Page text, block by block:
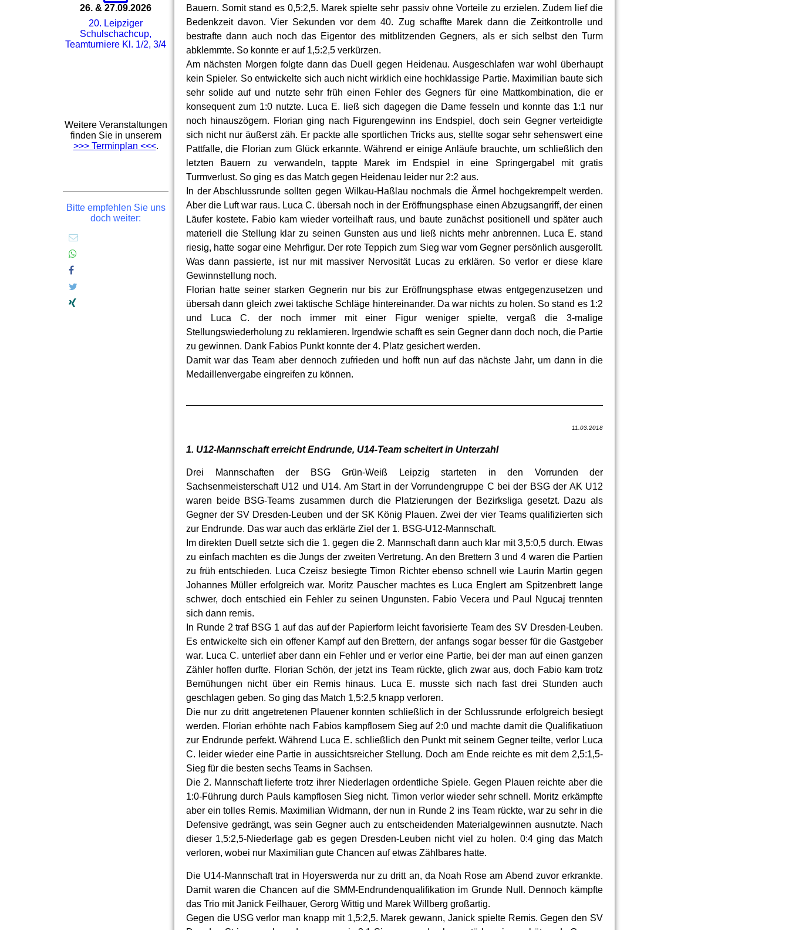
Bauern. Somit stand es 0,5:2,5. Marek spielte sehr passiv ohne Vorteile zu erzielen. Zudem lief die
Bedenkzeit davon. Vier Sekunden vor dem 40. Zug schaffte Marek dann die Zeitkontrolle und
bestrafte dann auch noch das Eigentor des mitblitzenden Gegners, als er sich selbst den Turm
abklemmte. So konnte er auf 1,5:2,5 verkürzen.
Am nächsten Morgen folgte dann das Duell gegen Heidenau. Ausgeschlafen war wohl überhaupt
kein Spieler. So entwickelte sich auch nicht wirklich eine hochklassige Partie. Maximilian baute sich
sehr solide auf und nutzte sehr früh einen Fehler des Gegners für eine Mattkombination, die er
konsequent zum 1:0 nutzte. Luca E. ließ sich dagegen die Dame fesseln und konnte das 1:1 nur
noch hinauszögern. Florian ging nach Figurengewinn ins Endspiel, doch sein Gegner verteidigte
sich nicht nur äußerst zäh. Er packte alle sportlichen Tricks aus, stellte sogar sehr sehenswert eine
Pattfalle, die Florian zum Glück erkannte. Während er einige Anläufe brauchte, um schließlich den
letzten Bauern zu verwandeln, tappte Marek im Endspiel in eine Springergabel mit gratis
Turmverlust. So ging es das Match gegen Heidenau leider nur 2:2 aus.
In der Abschlussrunde sollten gegen Wilkau-Haßlau nochmals die Ärmel hochgekrempelt werden.
Aber die Luft war raus. Luca C. übersah noch in der Eröffnungsphase einen Abzugsangriff, der einen
Läufer kostete. Fabio kam wieder vorteilhaft raus, und baute zunächst positionell und später auch
materiell die Stellung klar zu seinen Gunsten aus und ließ nichts mehr anbrennen. Luca E. stand
riesig, hatte sogar eine Mehrfigur. Der rote Teppich zum Sieg war vom Gegner persönlich ausgerollt.
Was dann passierte, ist nur mit massiver Nervosität Lucas zu erklären. So verlor er diese klare
Gewinnstellung noch.
Florian hatte seiner starken Gegnerin nur bis zur Eröffnungsphase etwas entgegenzusetzen und
übersah dann gleich zwei taktische Schläge hintereinander. Da war nichts zu holen. So stand es 1:2
und Luca C. der noch immer mit einer Figur weniger spielte, vergaß die 3-malige
Stellungswiederholung zu reklamieren. Irgendwie schafft es sein Gegner dann doch noch, die Partie
zu gewinnen. Dank Fabios Punkt konnte der 4. Platz gesichert werden.
Damit war das Team aber dennoch zufrieden und hofft nun auf das nächste Jahr, um dann in die
Medaillenvergabe eingreifen zu können.
11.03.2018
1. U12-Mannschaft erreicht Endrunde, U14-Team scheitert in Unterzahl
Drei Mannschaften der BSG Grün-Weiß Leipzig starteten in den Vorrunden der
Sachsenmeisterschaft U12 und U14. Am Start in der Vorrundengruppe C bei der BSG der AK U12
waren beide BSG-Teams zusammen durch die Platzierungen der Bezirksliga gesetzt. Dazu als
Gegner der SV Dresden-Leuben und der SK König Plauen. Zwei der vier Teams qualifizierten sich
zur Endrunde. Das war auch das erklärte Ziel der 1. BSG-U12-Mannschaft.
Im direkten Duell setzte sich die 1. gegen die 2. Mannschaft dann auch klar mit 3,5:0,5 durch. Etwas
zu einfach machten es die Jungs der zweiten Vertretung. An den Brettern 3 und 4 waren die Partien
zu früh entschieden. Luca Czeisz besiegte Timon Richter ebenso schnell wie Laurin Martin gegen
Johannes Müller erfolgreich war. Moritz Pauscher machtes es Luca Englert am Spitzenbrett lange
schwer, doch entschied ein Fehler zu seinen Ungunsten. Fabio Vecera und Paul Ngucaj trennten
sich dann remis.
In Runde 2 traf BSG 1 auf das auf der Papierform leicht favorisierte Team des SV Dresden-Leuben.
Es entwickelte sich ein offener Kampf auf den Brettern, der anfangs sogar besser für die Gastgeber
war. Luca C. unterlief aber dann ein Fehler und er verlor eine Partie, bei der man auf einen ganzen
Zähler hoffen durfte. Florian Schön, der jetzt ins Team rückte, glich zwar aus, doch Fabio kam trotz
Bemühungen nicht über ein Remis hinaus. Luca E. musste sich nach fast drei Stunden auch
geschlagen geben. So ging das Match 1,5:2,5 knapp verloren.
Die nur zu dritt angetretenen Plauener konnten schließlich in der Schlussrunde erfolgreich besiegt
werden. Florian erhöhte nach Fabios kampflosem Sieg auf 2:0 und machte damit die Qualifikatiuon
zur Endrunde perfekt. Während Luca E. schließlich den Punkt mit seinem Gegner teilte, verlor Luca
C. leider wieder eine Partie in aussichtsreicher Stellung. Doch am Ende reichte es mit dem 2,5:1,5-
Sieg für die besten sechs Teams in Sachsen.
Die 2. Mannschaft lieferte trotz ihrer Niederlagen ordentliche Spiele. Gegen Plauen reichte aber die
1:0-Führung durch Pauls kampflosen Sieg nicht. Timon verlor wieder sehr schnell. Moritz erkämpfte
aber ein tolles Remis. Maximilian Widmann, der nun in Runde 2 ins Team rückte, war zu sehr in die
Defensive gedrängt, was sein Gegner auch zu entscheidenden Materialgewinnen ausnutzte. Nach
dieser 1,5:2,5-Niederlage gab es gegen Dresden-Leuben nicht viel zu holen. 0:4 ging das Match
verloren, wobei nur Maximilian gute Chancen auf etwas Zählbares hatte.
Die U14-Mannschaft trat in Hoyerswerda nur zu dritt an, da Noah Rose am Abend zuvor erkrankte.
Damit waren die Chancen auf die SMM-Endrundenqualifikation im Grunde Null. Dennoch kämpfte
das Trio mit Janick Feilhauer, Gerorg Wittig und Marek Willberg großartig.
Gegen die USG verlor man knapp mit 1,5:2,5. Marek gewann, Janick spielte Remis. Gegen den SV
26. & 27.09.2026
20. Leipziger
Schulschachcup,
Teamturniere Kl. 1/2, 3/4
Weitere Veranstaltungen
finden Sie in unserem
>>> Terminplan <<<.
Bitte empfehlen Sie uns
doch weiter: